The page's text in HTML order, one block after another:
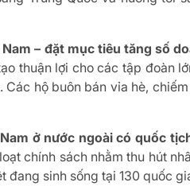
– đặt mục tiêu tăng số
thuận lợi cho các tập đoàn
hộ buôn bán vỉa hè,
ở nước ngoài có quốc
chính sách nhằm thu hút
sinh sống tại 130 quốc